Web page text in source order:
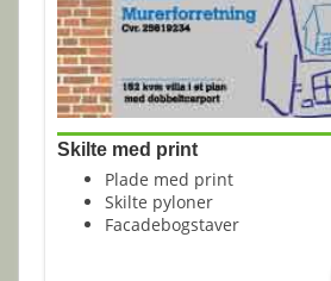
Skilte med print
Plade med print
Skilte pyloner
Facadebogstaver